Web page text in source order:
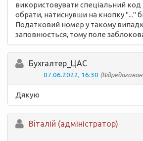
використовувати спеціальний
обрати, натиснувши на кнопку "..."
Податковий номер у такому
заповнюється, тому поле
Бухгалтер_ЦАС
07.06.2022, 16:30
Дякую
Вiталій (адміністратор)